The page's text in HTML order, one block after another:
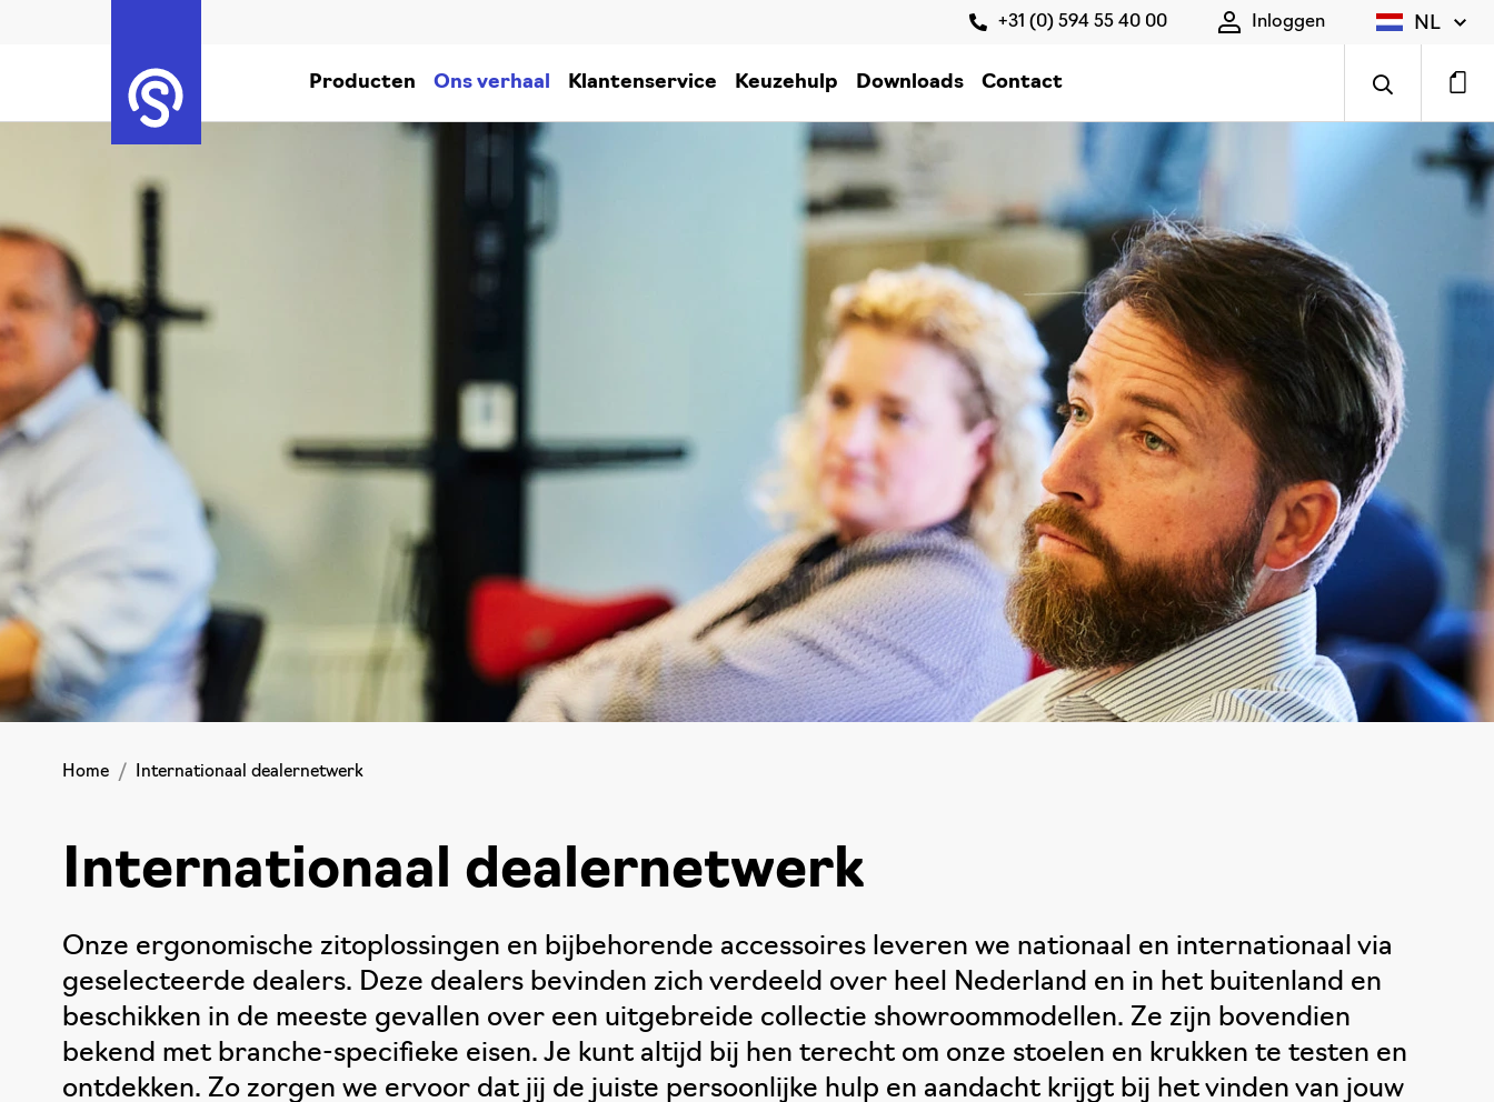
+31 (0) 594 55 40 00 Inloggen NL
Producten Ons verhaal Klantenservice Keuzehulp Downloads Contact
Home Internationaal dealernetwerk
Internationaal dealernetwerk
Onze ergonomische zitoplossingen en bijbehorende accessoires leveren we nationaal en internationaal via
geselecteerde dealers. Deze dealers bevinden zich verdeeld over heel Nederland en in het buitenland en
beschikken in de meeste gevallen over een uitgebreide collectie showroommodellen. Ze zijn bovendien
bekend met branche-specifieke eisen. Je kunt altijd bij hen terecht om onze stoelen en krukken te testen en
ontdekken. Zo zorgen we ervoor dat jij de juiste persoonlijke hulp en aandacht krijgt bij het vinden van jouw